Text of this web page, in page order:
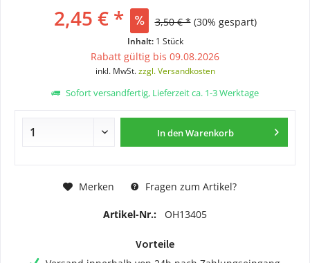
2,45 € * 3,50 € * (30% gespart)
Inhalt: 1 Stück
Rabatt gültig bis 09.08.2026
inkl. MwSt.zzgl. Versandkosten
Sofort versandfertig, Lieferzeit ca. 1-3 Werktage
In denWarenkorb
Merken Fragen zum Artikel?
Artikel-Nr.: OH13405
Vorteile